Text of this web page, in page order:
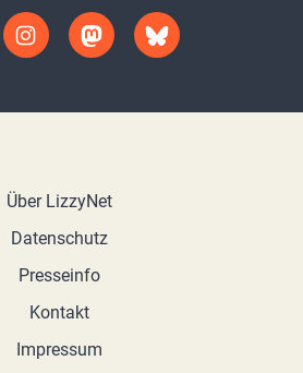
Über LizzyNet
Datenschutz
Presseinfo
Kontakt
Impressum